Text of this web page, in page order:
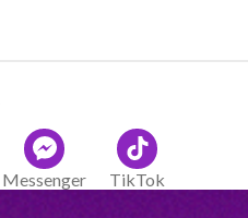
Messenger TikTok